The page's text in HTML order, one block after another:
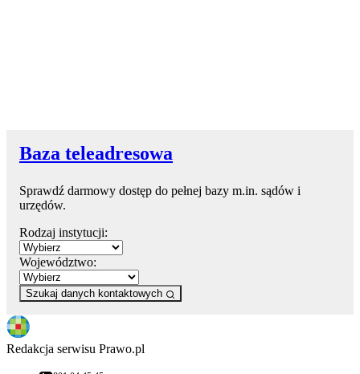
Baza teleadresowa
Sprawdź darmowy dostęp do pełnej bazy m.in. sądów i
urzędów.
Rodzaj instytucji:
Województwo:
Szukaj danych kontaktowych
Redakcja serwisu Prawo.pl